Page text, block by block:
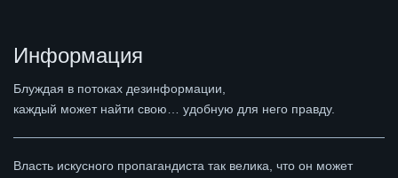
Информация
Блуждая в потоках дезинформации,
каждый может найти свою… удобную для него правду.
Власть искусного пропагандиста так велика, что он может